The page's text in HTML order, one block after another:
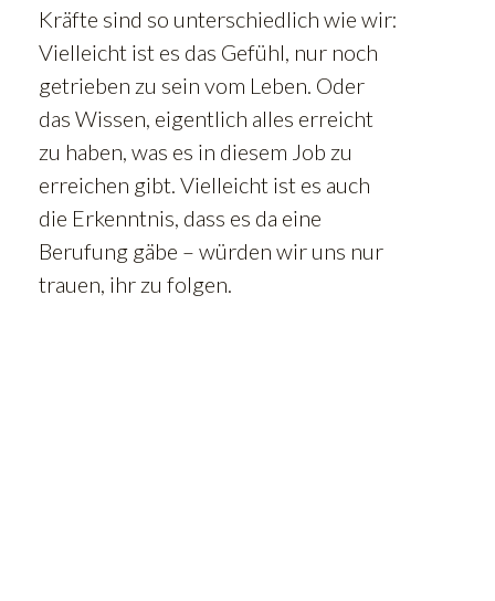
Kräfte sind so unterschiedlich wie wir:
Vielleicht ist es das Gefühl, nur noch
getrieben zu sein vom Leben. Oder
das Wissen, eigentlich alles erreicht
zu haben, was es in diesem Job zu
erreichen gibt. Vielleicht ist es auch
die Erkenntnis, dass es da eine
Berufung gäbe – würden wir uns nur
trauen, ihr zu folgen.